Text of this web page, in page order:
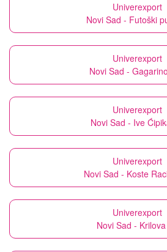
Univerexport
Novi Sad - Futoški
Univerexport
Novi Sad -
Univerexport
Novi Sad - Ive
Univerexport
Novi Sad - Koste
Univerexport
Novi Sad -